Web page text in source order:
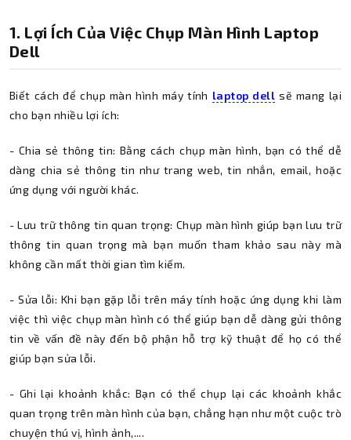
1. Lợi Ích Của Việc Chụp Màn Hình Laptop
Dell
Biết cách để chụp màn hình máy tính laptop dell sẽ mang lại
cho bạn nhiều lợi ích:
- Chia sẻ thông tin: Bằng cách chụp màn hình, bạn có thể dễ
dàng chia sẻ thông tin như trang web, tin nhắn, email, hoặc
ứng dụng với người khác.
- Lưu trữ thông tin quan trọng: Chụp màn hình giúp bạn lưu trữ
thông tin quan trọng mà bạn muốn tham khảo sau này mà
không cần mất thời gian tìm kiếm.
- Sửa lỗi: Khi bạn gặp lỗi trên máy tính hoặc ứng dụng khi làm
việc thì việc chụp màn hình có thể giúp bạn dễ dàng gửi thông
tin về vấn đề này đến bộ phận hỗ trợ kỹ thuật để họ có thể
giúp bạn sửa lỗi.
- Ghi lại khoảnh khắc: Bạn có thể chụp lại các khoảnh khắc
quan trọng trên màn hình của bạn, chẳng hạn như một cuộc trò
chuyện thú vị, hình ảnh,....